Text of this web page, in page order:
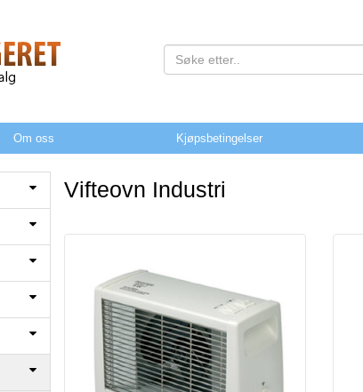
Om oss Kjøpsbetingelser
Vifteovn Industri